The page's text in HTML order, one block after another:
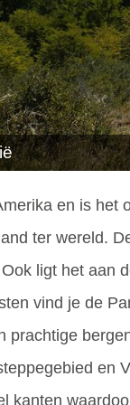
en is het
ter wereld.
ligt het aan
vind je de
prachtige
en
kanten